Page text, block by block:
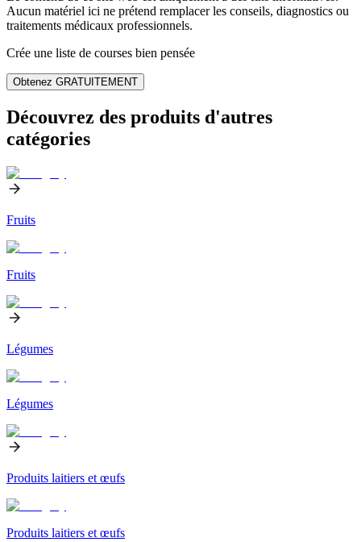
Aucun matériel ici ne prétend remplacer les conseils, diagnostics ou
traitements médicaux professionnels.
Crée une liste de courses bien pensée
Obtenez GRATUITEMENT
Découvrez des produits d'autres
catégories
Fruits
Fruits
Légumes
Légumes
Produits laitiers et œufs
Produits laitiers et œufs